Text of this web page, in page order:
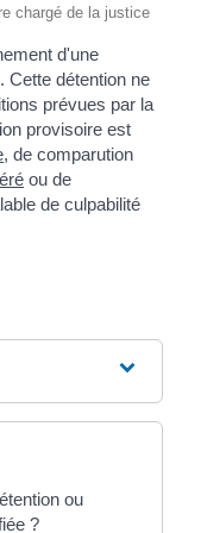
chargé de la justice
d'une
Cette détention ne
prévues par la
provisoire est
, de comparution
ou de
de culpabilité
ou
?